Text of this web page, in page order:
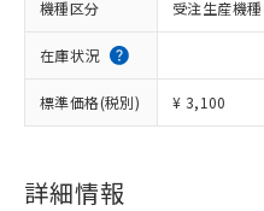
機種区分 受注生産機種
在庫状況
標準価格(税別) ¥ 3,100
詳細情報